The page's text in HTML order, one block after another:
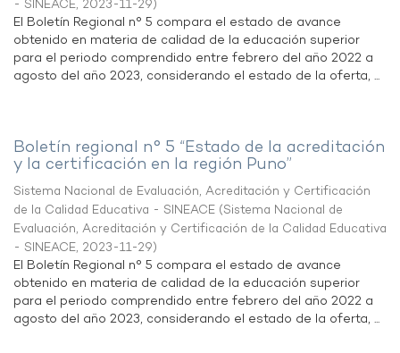
- SINEACE, 2023-11-29)
El Boletín Regional n° 5 compara el estado de avance
obtenido en materia de calidad de la educación superior
para el periodo comprendido entre febrero del año 2022 a
agosto del año 2023, considerando el estado de la oferta, ...
Boletín regional n° 5 “Estado de la acreditación
y la certificación en la región Puno”
Sistema Nacional de Evaluación, Acreditación y Certificación
de la Calidad Educativa - SINEACE (Sistema Nacional de
Evaluación, Acreditación y Certificación de la Calidad Educativa
- SINEACE, 2023-11-29)
El Boletín Regional n° 5 compara el estado de avance
obtenido en materia de calidad de la educación superior
para el periodo comprendido entre febrero del año 2022 a
agosto del año 2023, considerando el estado de la oferta, ...